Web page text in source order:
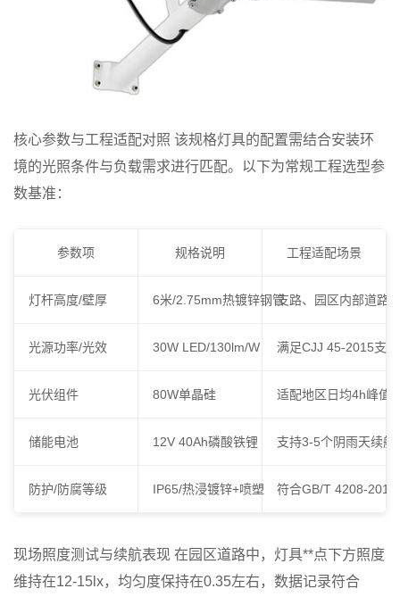
核心参数与工程适配对照 该规格灯具的配置需结合安装环
境的光照条件与负载需求进行匹配。以下为常规工程选型参
数基准：
参数项 规格说明 工程适配场景
灯杆高度/壁厚 6米/2.75mm热镀锌钢管支路、园区内部道路
光源功率/光效 30W LED/130lm/W 满足CJJ 45-2015支
光伏组件 80W单晶硅 适配地区日均4h峰值
储能电池 12V 40Ah磷酸铁锂 支持3-5个阴雨天续航
防护/防腐等级 IP65/热浸镀锌+喷塑 符合GB/T 4208-
现场照度测试与续航表现 在园区道路中，灯具**点下方照度
维持在12-15lx，均匀度保持在0.35左右，数据记录符合